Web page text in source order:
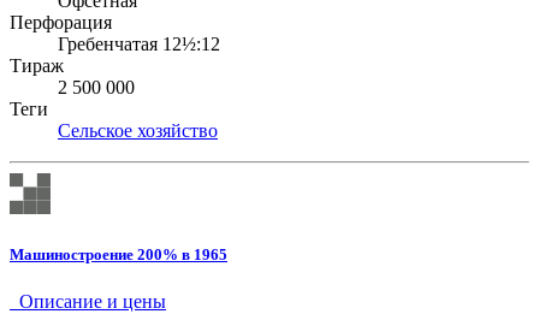
Перфорация
Гребенчатая 12½:12
Тираж
2 500 000
Теги
Сельское хозяйство
Машиностроение 200% в 1965
Описание и цены